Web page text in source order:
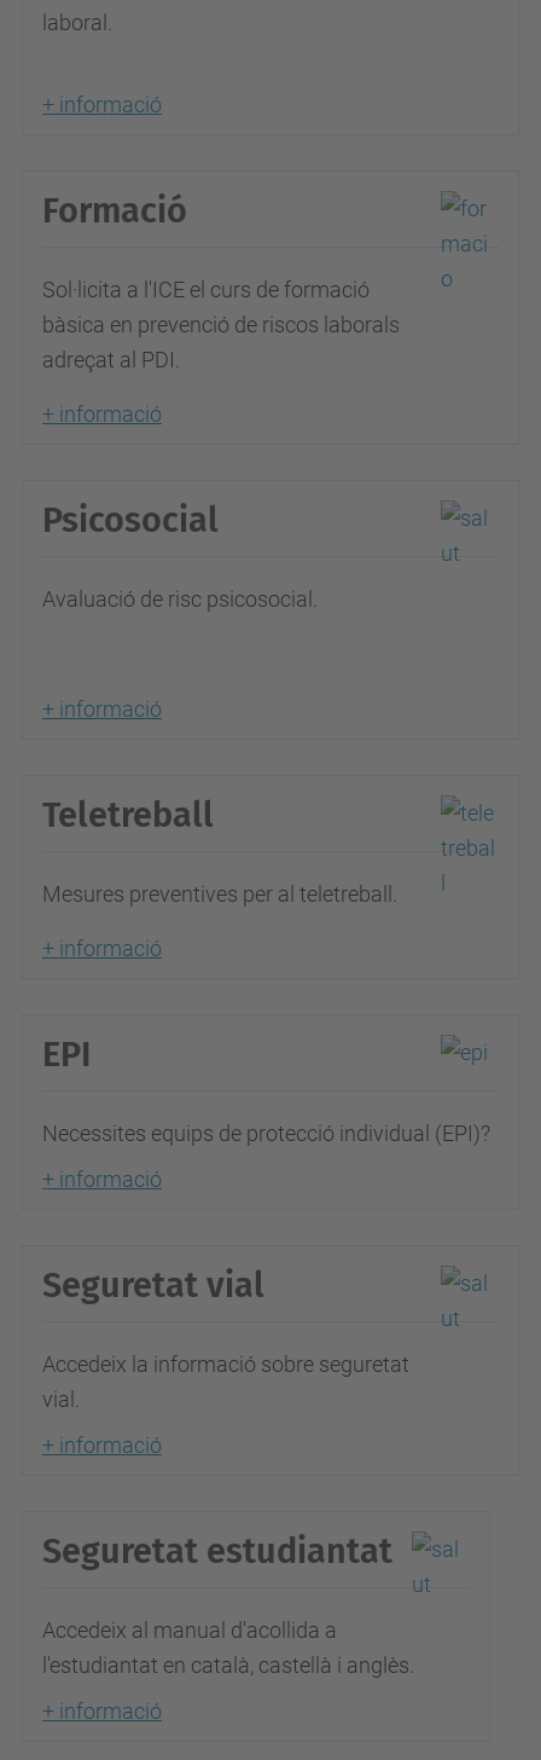
laboral.
+ informació
Formació
Sol·licita a l'ICE el curs de formació
bàsica en prevenció de riscos laborals
adreçat al PDI.
+ informació
Psicosocial
Avaluació de risc psicosocial.
+ informació
Teletreball
Mesures preventives per al teletreball.
+ informació
EPI
Necessites equips de protecció individual (EPI)?
+ informació
Seguretat vial
Accedeix la informació sobre seguretat
vial.
+ informació
Seguretat estudiantat
Accedeix al manual d'acollida a
l'estudiantat en català, castellà i anglès.
+ informació